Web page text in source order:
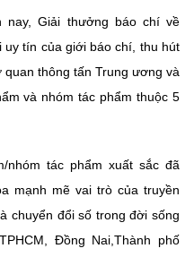
English
Góp ý
Công nghệ (MST)
Giải thưởng báo chí về
uy tín của giới báo chí, thu hút
thông tấn Trung ương và
và nhóm tác phẩm thuộc 5
nhóm tác phẩm xuất sắc đã
mạnh mẽ vai trò của truyền
chuyển đổi số trong đời sống
Đồng Nai,Thành phố